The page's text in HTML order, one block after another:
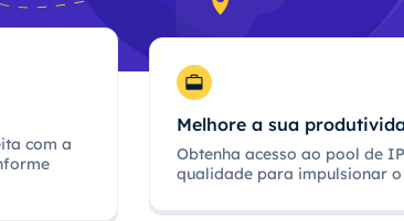
com a
Melhore a sua
Obtenha acesso ao pool de
qualidade para impulsionar o